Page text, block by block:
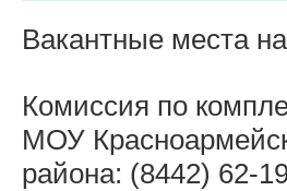
Вакантные места
Комиссия по
МОУ
района: (8442) 62-